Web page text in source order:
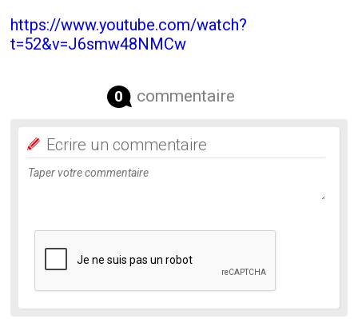
https://www.youtube.com/watch?
t=52&v=J6smw48NMCw
0 commentaire
Ecrire un commentaire